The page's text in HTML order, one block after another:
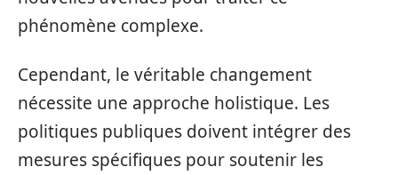
phénomène complexe.
Cependant, le véritable changement
nécessite une approche holistique. Les
politiques publiques doivent intégrer des
mesures spécifiques pour soutenir les